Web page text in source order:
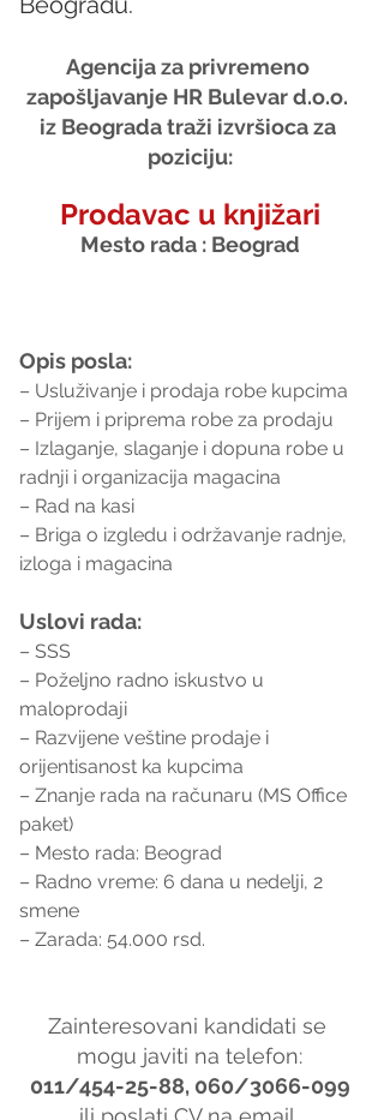
Agencija za privremeno
zapošljavanje HR Bulevar d.o.o.
iz Beograda traži izvršioca za
poziciju:
Prodavac u knjižari
Mesto rada : Beograd
Opis posla:
– Usluživanje i prodaja robe kupcima
– Prijem i priprema robe za prodaju
– Izlaganje, slaganje i dopuna robe u
radnji i organizacija magacina
– Rad na kasi
– Briga o izgledu i održavanje radnje,
izloga i magacina
Uslovi rada:
– SSS
– Poželjno radno iskustvo u
maloprodaji
– Razvijene veštine prodaje i
orijentisanost ka kupcima
– Znanje rada na računaru (MS Office
paket)
– Mesto rada: Beograd
– Radno vreme: 6 dana u nedelji, 2
smene
– Zarada: 54.000 rsd.
Zainteresovani kandidati se
mogu javiti na telefon:
011/454-25-88, 060/3066-099